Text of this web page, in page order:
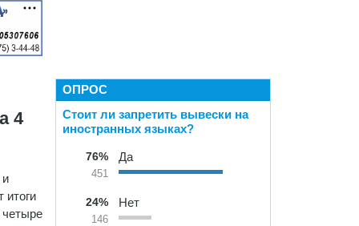
4
и
итоги
четыре
ОПРОС
Стоит ли запретить вывески на
иностранных языках?
76%
451
Да
24%
146
Нет